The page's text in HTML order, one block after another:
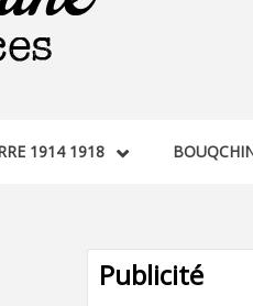
1914 1918
Publicité